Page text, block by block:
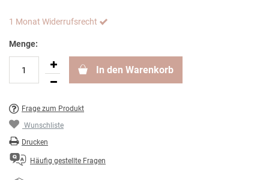
1 Monat Widerrufsrecht
Menge:
In den Warenkorb
Frage zum Produkt
Wunschliste
Drucken
Häufig gestellte Fragen